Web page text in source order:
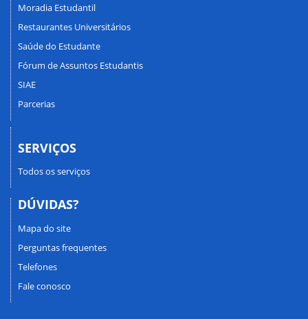
Moradia Estudantil
Restaurantes Universitários
Saúde do Estudante
Fórum de Assuntos Estudantis
SIAE
Parcerias
SERVIÇOS
Todos os serviços
DÚVIDAS?
Mapa do site
Perguntas frequentes
Telefones
Fale conosco